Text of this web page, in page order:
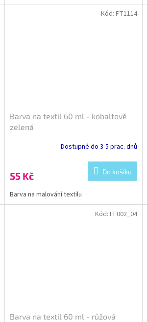
Barva na textil 60 ml - kobaltově
zelená
Dostupné do 3-5 prac. dnů
55 Kč Do košíku
Barva na malování textilu
Kód: FT1114
Barva na textil 60 ml - růžová
Kód: FF002_04